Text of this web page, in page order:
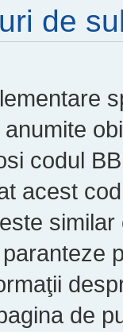
de
codul
acest
de